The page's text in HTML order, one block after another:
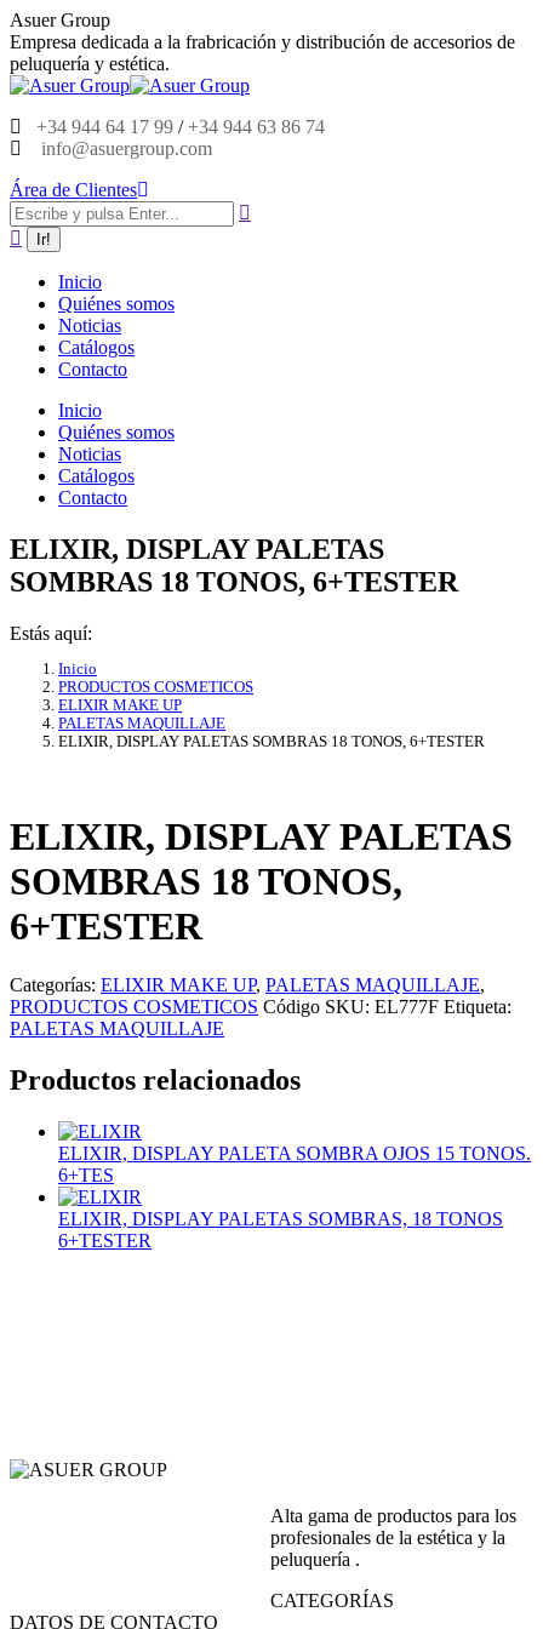
Saltar
al
contenido
Asuer Group
Empresa dedicada a la frabricación y distribución de accesorios de
peluquería y estética.
+34 944 64 17 99 /+34 944 63 86 74
info@asuergroup.com
Área de Clientes
Buscar:
Inicio
Quiénes somos
Noticias
Catálogos
Contacto
Inicio
Quiénes somos
Noticias
Catálogos
Contacto
ELIXIR, DISPLAY PALETAS
SOMBRAS 18 TONOS, 6+TESTER
Estás aquí:
Inicio
PRODUCTOS COSMETICOS
ELIXIR MAKE UP
PALETAS MAQUILLAJE
ELIXIR, DISPLAY PALETAS SOMBRAS 18 TONOS, 6+TESTER
ELIXIR, DISPLAY PALETAS
SOMBRAS 18 TONOS,
6+TESTER
Categorías: ELIXIR MAKE UP, PALETAS MAQUILLAJE,
PRODUCTOS COSMETICOS Código SKU: EL777F Etiqueta:
PALETAS MAQUILLAJE
Productos relacionados
ELIXIR, DISPLAY PALETA SOMBRA OJOS 15 TONOS.
6+TES
ELIXIR, DISPLAY PALETAS SOMBRAS, 18 TONOS
6+TESTER
Alta gama de productos para los
profesionales de la estética y la
peluquería .
CATEGORÍAS
DATOS DE CONTACTO